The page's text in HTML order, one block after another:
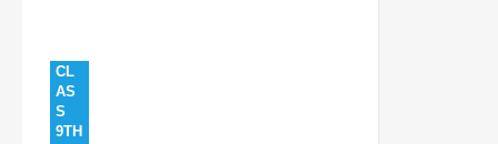
CL
AS
S
9TH